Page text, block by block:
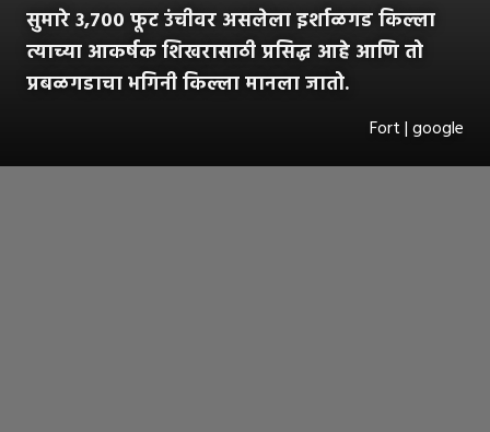
सुमारे ३,७०० फूट उंचीवर असलेला इर्शाळगड किल्ला
त्याच्या आकर्षक शिखरासाठी प्रसिद्ध आहे आणि तो
प्रबळगडाचा भगिनी किल्ला मानला जातो.
Fort | google